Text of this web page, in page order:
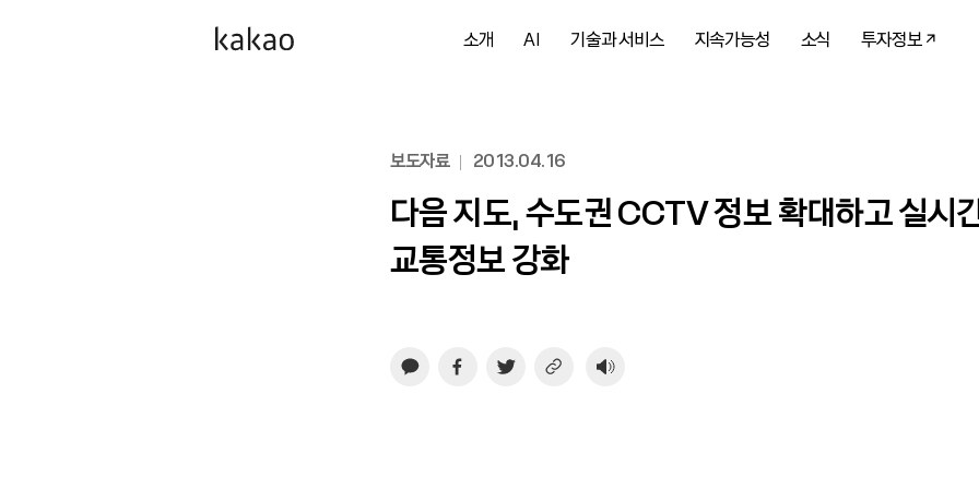
소개 AI 기술과 서비스 지속가능성 소식 투자정보
보도자료 2013.04.16
다음 지도, 수도권 CCTV 정보 확대하고 실시
교통정보 강화